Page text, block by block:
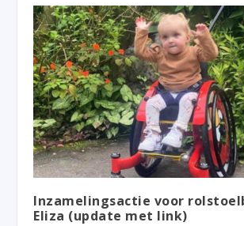
Inzamelingsactie voor
Eliza (update met link)